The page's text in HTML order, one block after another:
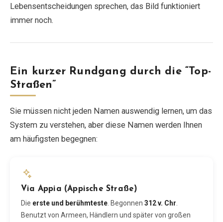
Lebensentscheidungen sprechen, das Bild funktioniert
immer noch.
Ein kurzer Rundgang durch die “Top-
Straßen”
Sie müssen nicht jeden Namen auswendig lernen, um das
System zu verstehen, aber diese Namen werden Ihnen
am häufigsten begegnen:
Via Appia (Appische Straße)
Die erste und berühmteste . Begonnen 312 v. Chr
Benutzt von Armeen, Händlern und später von großen